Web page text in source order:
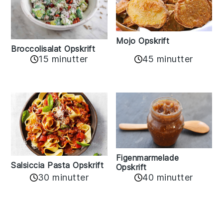
Broccolisalat Opskrift
15 minutter
Mojo Opskrift
45 minutter
Salsiccia Pasta Opskrift
30 minutter
Figenmarmelade
Opskrift
40 minutter